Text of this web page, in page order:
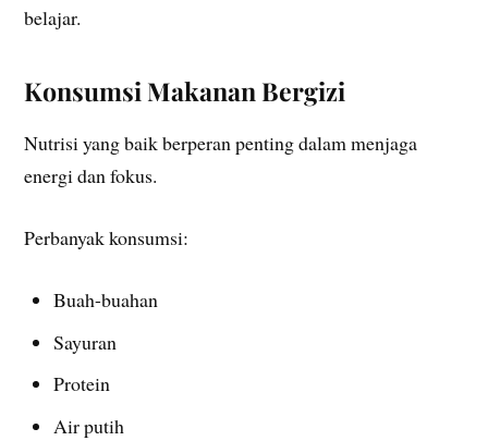
belajar.
Konsumsi Makanan Bergizi
Nutrisi yang baik berperan penting dalam menjaga
energi dan fokus.
Perbanyak konsumsi:
Buah-buahan
Sayuran
Protein
Air putih